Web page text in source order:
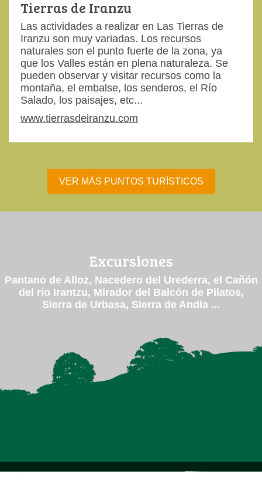
Tierras de Iranzu
Las actividades a realizar en Las Tierras de
Iranzu son muy variadas. Los recursos
naturales son el punto fuerte de la zona, ya
que los Valles están en plena naturaleza. Se
pueden observar y visitar recursos como la
montaña, el embalse, los senderos, el Río
Salado, los paisajes, etc...
www.tierrasdeiranzu.com
VER MÁS PUNTOS TURÍSTICOS
Excursiones
Pantano de Alloz, Nacedero del Urederra, el Cañón
del río Irantzu, Mirador del Balcón de Pilatos,
Sierra de Urbasa, Sierra de Andia ...